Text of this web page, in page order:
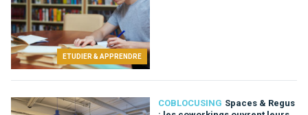
ETUDIER & APPRENDRE
COBLOCUSING Spaces & Regus